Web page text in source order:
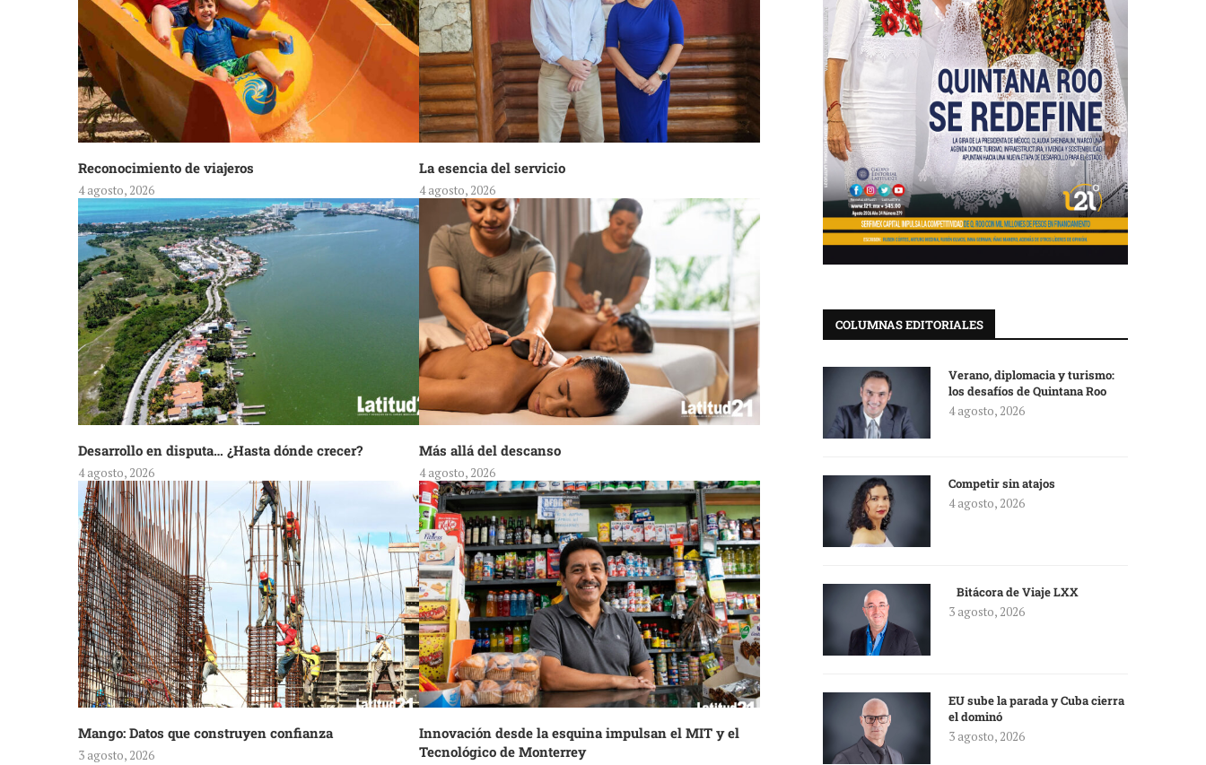
Reconocimiento de viajeros
4 agosto, 2026
La esencia del servicio
4 agosto, 2026
Desarrollo en disputa… ¿Hasta dónde crecer?
4 agosto, 2026
Más allá del descanso
4 agosto, 2026
Mango: Datos que construyen confianza
3 agosto, 2026
Innovación desde la esquina impulsan el MIT y el
Tecnológico de Monterrey
COLUMNAS EDITORIALES
Verano, diplomacia y turismo:
los desafíos de Quintana Roo
4 agosto, 2026
Competir sin atajos
4 agosto, 2026
Bitácora de Viaje LXX
3 agosto, 2026
EU sube la parada y Cuba cierra
el dominó
3 agosto, 2026